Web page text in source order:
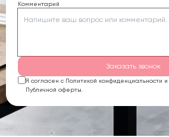
Комментарий
Заказать звонок
Я согласен с Политикой конфиденциальности
Публичной оферты.